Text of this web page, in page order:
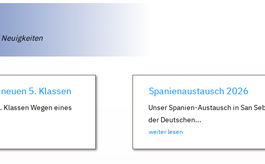
5. Klassen
Wegen eines
Spanienaustausch 2026
Unser Spanien-Austausch in San
der Deutschen...
weiter lesen